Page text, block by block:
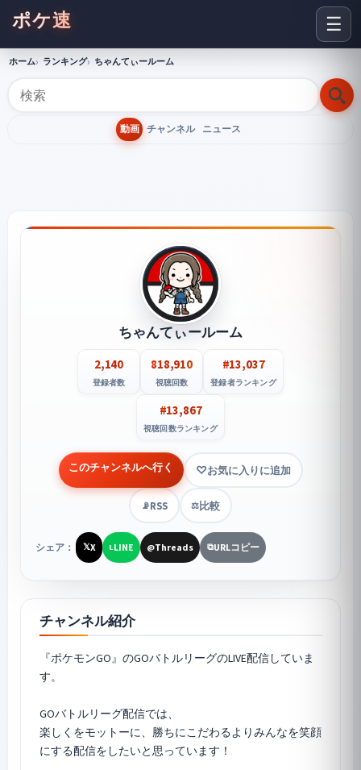
☰
ポケ速
ホーム ランキング ちゃんてぃールーム
動画 チャンネル ニュース
ちゃんてぃールーム
2,140
登録者数
818,910
視聴回数
#13,037
登録者ランキング
#13,867
視聴回数ランキング
このチャンネルへ行く お気に入りに追加
📡RSS ⚖️比較
シェア： 𝕏X LLINE @Threads ⧉URLコピー
チャンネル紹介
『ポケモンGO』のGOバトルリーグのLIVE配信していま
す。
GOバトルリーグ配信では、
楽しくをモットーに、勝ちにこだわるよりみんなを笑顔
にする配信をしたいと思っています！